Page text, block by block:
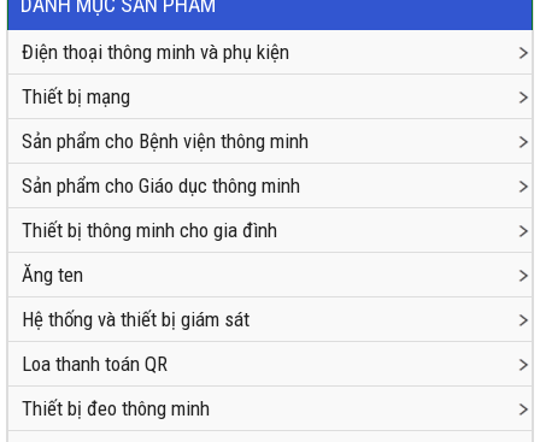
Điện thoại thông minh và phụ kiện
Thiết bị mạng
Sản phẩm cho Bệnh viện thông minh
Sản phẩm cho Giáo dục thông minh
Thiết bị thông minh cho gia đình
Ăng ten
Hệ thống và thiết bị giám sát
Loa thanh toán QR
Thiết bị đeo thông minh